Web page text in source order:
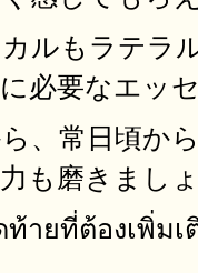
ルもラテラ
必要なエッ
、常日頃か
も磨きまし
ท้ายที่ต้องเพิ่ม